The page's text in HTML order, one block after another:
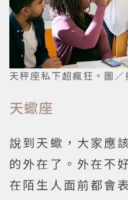
天秤座私下超瘋狂。圖
天蠍座
說到天蠍，大家應
的外在了。外在不
在陌生人面前都會